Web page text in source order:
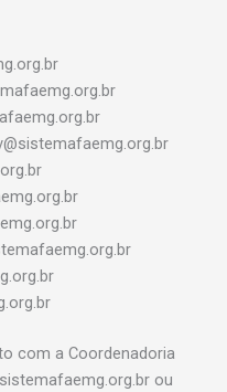
com a Coordenadoria
ou